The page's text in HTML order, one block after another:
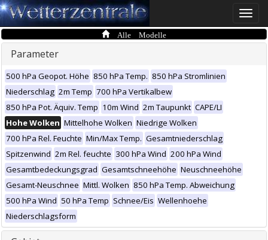
Toggle
Alle Modelle
Parameter
500 hPa Geopot. Höhe 850 hPa Temp. 850 hPa Stromlinien
Niederschlag 2m Temp 700 hPa Vertikalbew
850 hPa Pot. Äquiv. Temp 10m Wind 2m Taupunkt CAPE/LI
Hohe Wolken Mittelhohe Wolken Niedrige Wolken
700 hPa Rel. Feuchte Min/Max Temp. Gesamtniederschlag
Spitzenwind 2m Rel. feuchte 300 hPa Wind 200 hPa Wind
Gesamtbedeckungsgrad Gesamtschneehöhe Neuschneehöhe
Gesamt-Neuschnee Mittl. Wolken 850 hPa Temp. Abweichung
500 hPa Wind 50 hPa Temp Schnee/Eis Wellenhoehe
Niederschlagsform